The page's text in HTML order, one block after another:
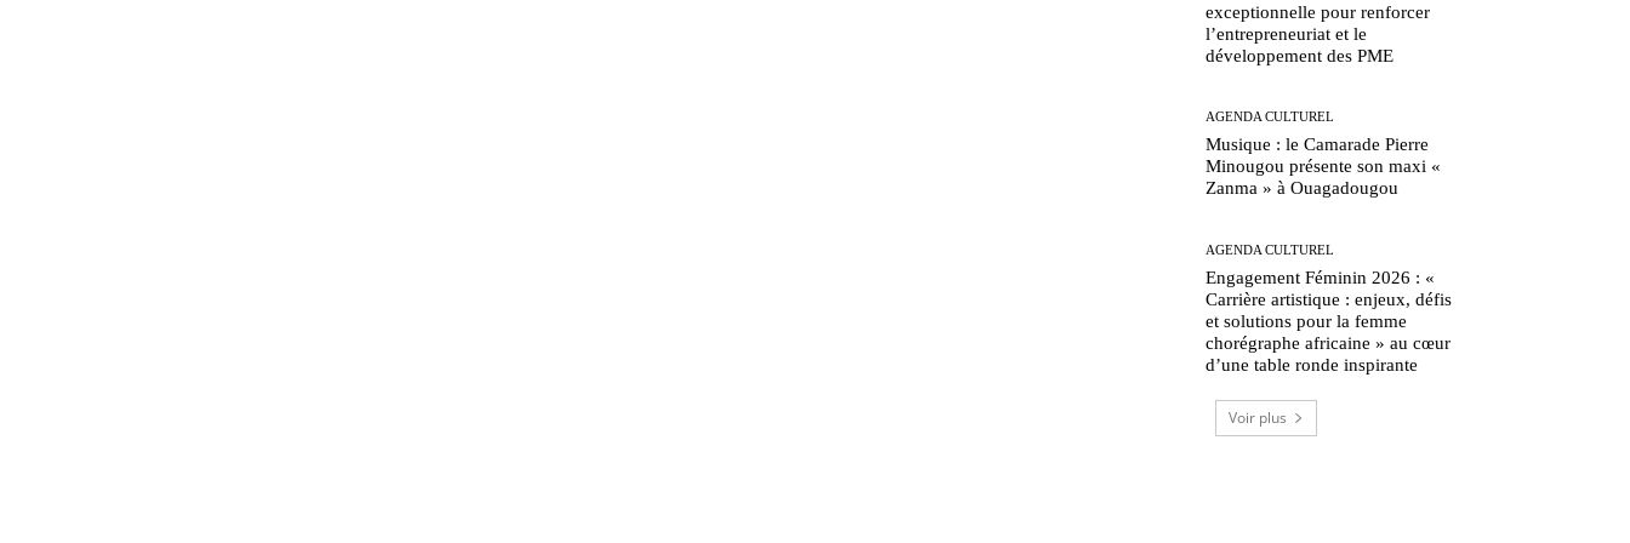
exceptionnelle pour renforcer
l’entrepreneuriat et le
développement des PME
AGENDA CULTUREL
Musique : le Camarade Pierre
Minougou présente son maxi «
Zanma » à Ouagadougou
AGENDA CULTUREL
Engagement Féminin 2026 : «
Carrière artistique : enjeux, défis
et solutions pour la femme
chorégraphe africaine » au cœur
d’une table ronde inspirante
Voir plus